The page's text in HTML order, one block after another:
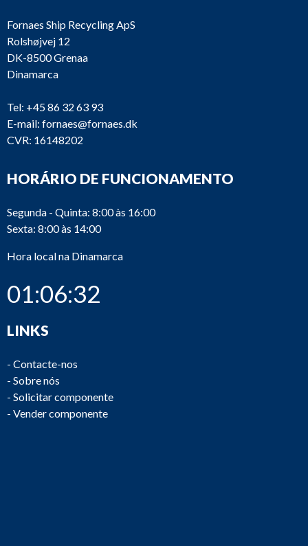
Fornaes Ship Recycling ApS
Rolshøjvej 12
DK-8500 Grenaa
Dinamarca
Tel: +45 86 32 63 93
E-mail: fornaes@fornaes.dk
CVR: 16148202
HORÁRIO DE FUNCIONAMENTO
Segunda - Quinta: 8:00 às 16:00
Sexta: 8:00 às 14:00
Hora local na Dinamarca
01:06:32
LINKS
- Contacte-nos
- Sobre nós
- Solicitar componente
- Vender componente